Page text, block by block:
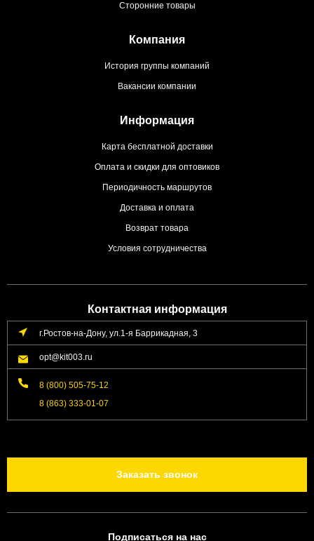
Сторонние товары
Компания
История группы компаний
Вакансии компании
Информация
Карта бесплатной доставки
Оплата и скидки для оптовиков
Периодичность маршрутов
Доставка и оплата
Возврат товара
Условия сотрудничества
Контактная информация
г.Ростов-на-Дону, ул.1-я Баррикадная, 3
opt@kit003.ru
8 (800) 505-75-12
8 (863) 333-01-07
Заказать звонок
Подписаться на нас